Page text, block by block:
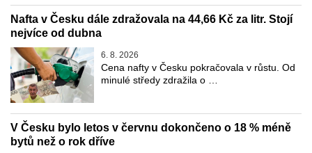
Nafta v Česku dále zdražovala na 44,66 Kč za litr. Stojí
nejvíce od dubna
6. 8. 2026
Cena nafty v Česku pokračovala v růstu. Od
minulé středy zdražila o …
V Česku bylo letos v červnu dokončeno o 18 % méně
bytů než o rok dříve